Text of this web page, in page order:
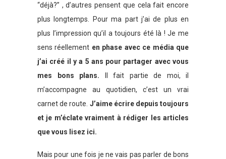
“déjà?” , d’autres pensent que cela fait encore
plus longtemps. Pour ma part j’ai de plus en
plus l’impression qu’il a toujours été là ! Je me
sens réellement en phase avec ce média que
j’ai créé il y a 5 ans pour partager avec vous
mes bons plans. Il fait partie de moi, il
m’accompagne au quotidien, c’est un vrai
carnet de route. J’aime écrire depuis toujours
et je m’éclate vraiment à rédiger les articles
que vous lisez ici.
Mais pour une fois je ne vais pas parler de bons